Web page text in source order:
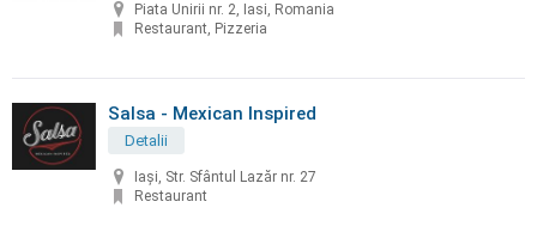
Piata Unirii nr. 2, Iasi, Romania
Restaurant, Pizzeria
Salsa - Mexican Inspired
Detalii
Iași, Str. Sfântul Lazăr nr. 27
Restaurant